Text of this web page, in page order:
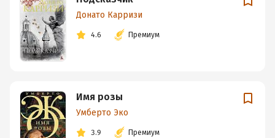
Донато Карризи
4.6 Премиум
Имя розы
Умберто Эко
3.9 Премиум